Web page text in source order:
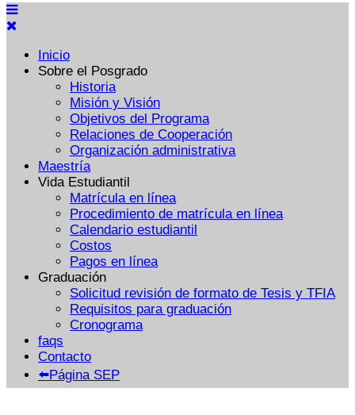
Inicio
Sobre el Posgrado
Historia
Misión y Visión
Objetivos del Programa
Relaciones de Cooperación
Organización administrativa
Maestría
Vida Estudiantil
Matrícula en línea
Procedimiento de matrícula en línea
Calendario estudiantil
Costos
Pagos en línea
Graduación
Solicitud revisión de formato de Tesis y TFIA
Requisitos para graduación
Cronograma
faqs
Contacto
⬅️Página SEP